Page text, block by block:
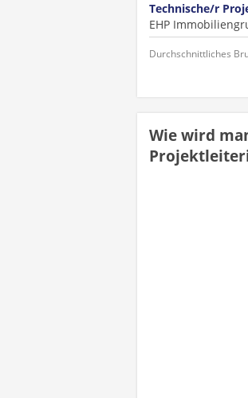
Technische/r
EHP
Durchschnittliches
Wie wird